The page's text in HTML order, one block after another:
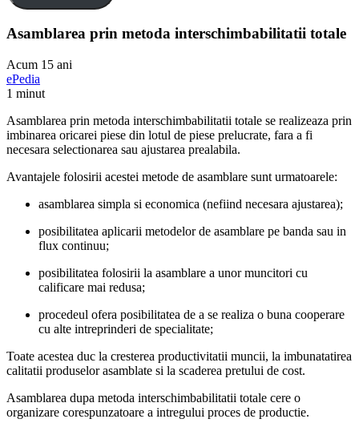
Asamblarea prin metoda interschimbabilitatii totale
Acum 15 ani
ePedia
1 minut
Asamblarea prin metoda interschimbabilitatii totale se realizeaza prin
imbinarea oricarei piese din lotul de piese prelucrate, fara a fi
necesara selectionarea sau ajustarea prealabila.
Avantajele folosirii acestei metode de asamblare sunt urmatoarele:
asamblarea simpla si economica (nefiind necesara ajustarea);
posibilitatea aplicarii metodelor de asamblare pe banda sau in
flux continuu;
posibilitatea folosirii la asamblare a unor muncitori cu
calificare mai redusa;
procedeul ofera posibilitatea de a se realiza o buna cooperare
cu alte intreprinderi de specialitate;
Toate acestea duc la cresterea productivitatii muncii, la imbunatatirea
calitatii produselor asamblate si la scaderea pretului de cost.
Asamblarea dupa metoda interschimbabilitatii totale cere o
organizare corespunzatoare a intregului proces de productie.